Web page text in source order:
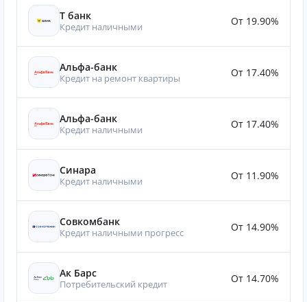
Т банк
Кредит наличными От 19.90%
Альфа-банк
Кредит на ремонт квартиры От 17.40%
Альфа-банк
Кредит наличными От 17.40%
Синара
Кредит наличными От 11.90%
Совкомбанк
Кредит наличными прогресс От 14.90%
Ак Барс
Потребительский кредит От 14.70%